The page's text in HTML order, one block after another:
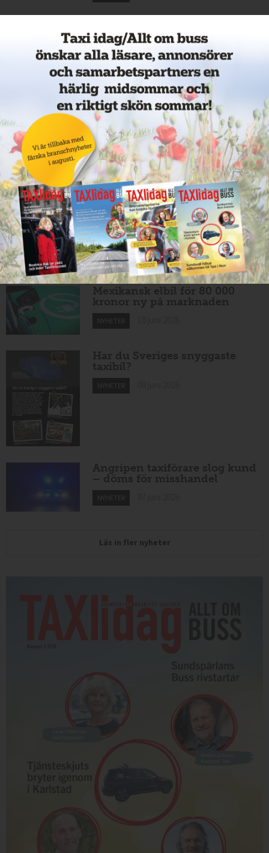
Nytt taxiföretag i Sigtuna
NYHETER
Nytt taxibolag i Borlänge
NYHETER 11 juni 2026
Taxibommar fick inte avsedd
effekt vid Lund C
NYHETER 10 juni 2026
Nytt taxibolag i Borlänge
NYHETER 10 juni 2026
Mexikansk elbil för 80 000
kronor ny på marknaden
NYHETER
Har du Sveriges snyggaste
taxibil?
NYHETER
Angripen taxiförare slog kund
– döms för misshandel
NYHETER
Läs in fler nyheter